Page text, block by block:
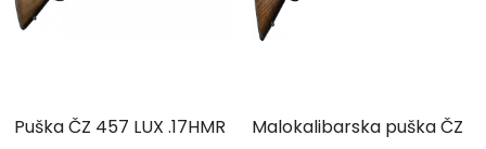
Puška ČZ 457 LUX .17HMR
Malokalibarska puška ČZ